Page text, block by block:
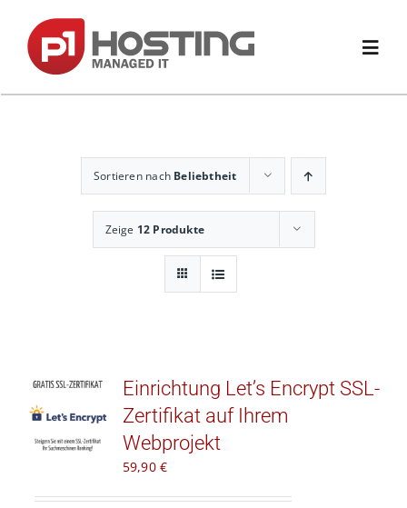
Inhalt
springen
Kontakt
Sortieren nach Beliebtheit
Zeige 12 Produkte
Einrichtung Let’s Encrypt SSL-
Zertifikat auf Ihrem
Webprojekt
59,90 €